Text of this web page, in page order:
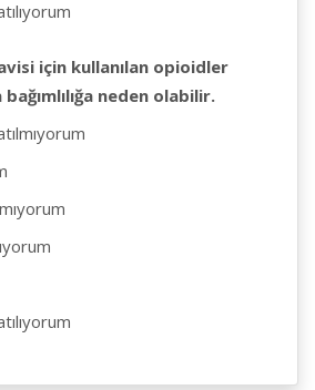
için kullanılan opioidler
neden olabilir.